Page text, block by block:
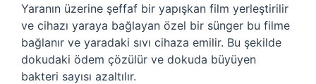
Yaranın üzerine şeffaf bir yapışkan film yerleştirilir
ve cihazı yaraya bağlayan özel bir sünger bu filme
bağlanır ve yaradaki sıvı cihaza emilir. Bu şekilde
dokudaki ödem çözülür ve dokuda büyüyen
bakteri sayısı azaltılır.